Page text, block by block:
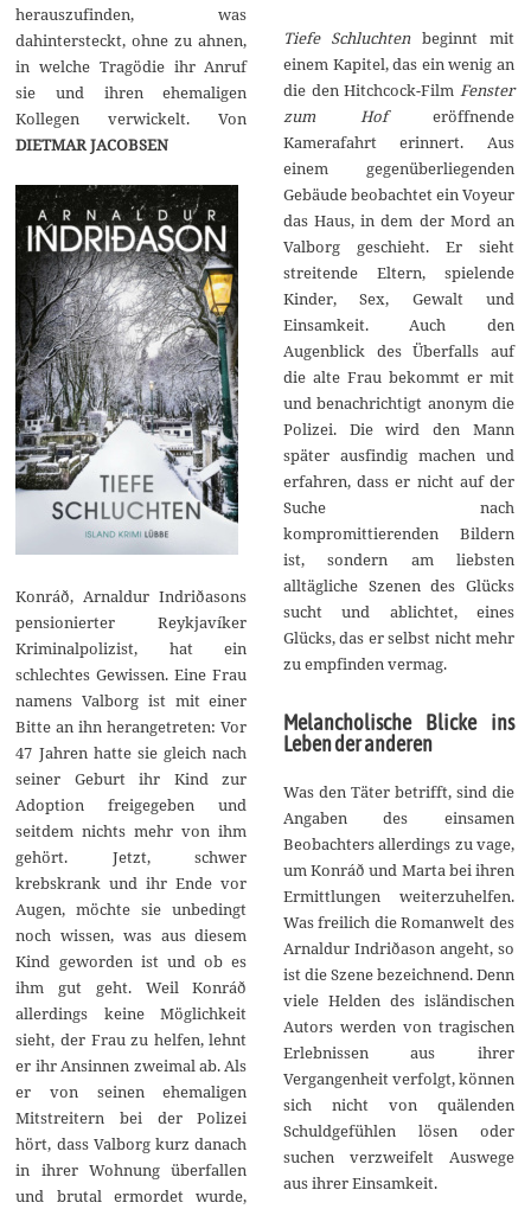
herauszufinden, was
dahintersteckt, ohne zu ahnen,
in welche Tragödie ihr Anruf
sie und ihren ehemaligen
Kollegen verwickelt. Von
DIETMAR JACOBSEN
Konráð, Arnaldur Indriðasons
pensionierter Reykjavíker
Kriminalpolizist, hat ein
schlechtes Gewissen. Eine Frau
namens Valborg ist mit einer
Bitte an ihn herangetreten: Vor
47 Jahren hatte sie gleich nach
seiner Geburt ihr Kind zur
Adoption freigegeben und
seitdem nichts mehr von ihm
gehört. Jetzt, schwer
krebskrank und ihr Ende vor
Augen, möchte sie unbedingt
noch wissen, was aus diesem
Kind geworden ist und ob es
ihm gut geht. Weil Konráð
allerdings keine Möglichkeit
sieht, der Frau zu helfen, lehnt
er ihr Ansinnen zweimal ab. Als
er von seinen ehemaligen
Mitstreitern bei der Polizei
hört, dass Valborg kurz danach
in ihrer Wohnung überfallen
und brutal ermordet wurde,
Tiefe Schluchtenbeginnt mit
einem Kapitel, das ein wenig an
die den Hitchcock-Film Fenster
zum Hoferöffnende
Kamerafahrt erinnert. Aus
einem gegenüberliegenden
Gebäude beobachtet ein Voyeur
das Haus, in dem der Mord an
Valborg geschieht. Er sieht
streitende Eltern, spielende
Kinder, Sex, Gewalt und
Einsamkeit. Auch den
Augenblick des Überfalls auf
die alte Frau bekommt er mit
und benachrichtigt anonym die
Polizei. Die wird den Mann
später ausfindig machen und
erfahren, dass er nicht auf der
Suche nach
kompromittierenden Bildern
ist, sondern am liebsten
alltägliche Szenen des Glücks
sucht und ablichtet, eines
Glücks, das er selbst nicht mehr
zu empfinden vermag.
Melancholische Blicke ins
Leben der anderen
Was den Täter betrifft, sind die
Angaben des einsamen
Beobachters allerdings zu vage,
um Konráð und Marta bei ihren
Ermittlungen weiterzuhelfen.
Was freilich die Romanwelt des
Arnaldur Indriðason angeht, so
ist die Szene bezeichnend. Denn
viele Helden des isländischen
Autors werden von tragischen
Erlebnissen aus ihrer
Vergangenheit verfolgt, können
sich nicht von quälenden
Schuldgefühlen lösen oder
suchen verzweifelt Auswege
aus ihrer Einsamkeit.